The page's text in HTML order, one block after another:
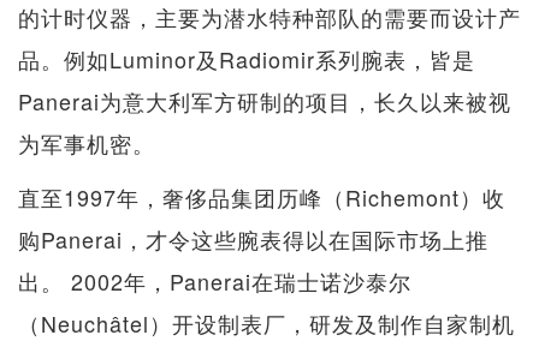
的计时仪器，主要为潜水特种部队的需要而设计产
品。例如Luminor及Radiomir系列腕表，皆是
Panerai为意大利军方研制的项目，长久以来被视
为军事机密。
直至1997年，奢侈品集团历峰（Richemont）收
购Panerai，才令这些腕表得以在国际市场上推
出。 2002年，Panerai在瑞士诺沙泰尔
（Neuchâtel）开设制表厂，研发及制作自家制机